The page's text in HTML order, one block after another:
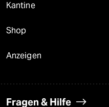
Kantine
Shop
Anzeigen
Fragen & Hilfe